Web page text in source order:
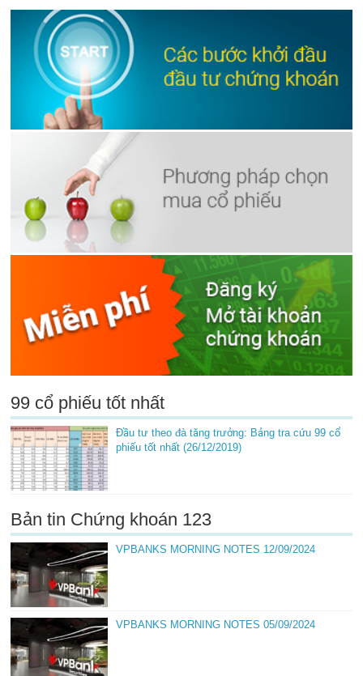
99 cổ phiếu tốt nhất
Đầu tư theo đà tăng trưởng: Bảng tra cứu 99 cổ
phiếu tốt nhất (26/12/2019)
Bản tin Chứng khoán 123
VPBANKS MORNING NOTES 12/09/2024
VPBANKS MORNING NOTES 05/09/2024